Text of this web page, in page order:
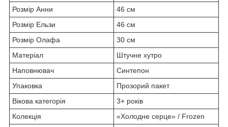
Розмір Анни
46 см
Розмір Ельзи
46 см
Розмір Олафа
30 см
Матеріал
Штучне хутро
Наповнювач
Синтепон
Упаковка
Прозорий пакет
Вікова категорія
3+ років
Колекція
«Холодне серце» / Frozen